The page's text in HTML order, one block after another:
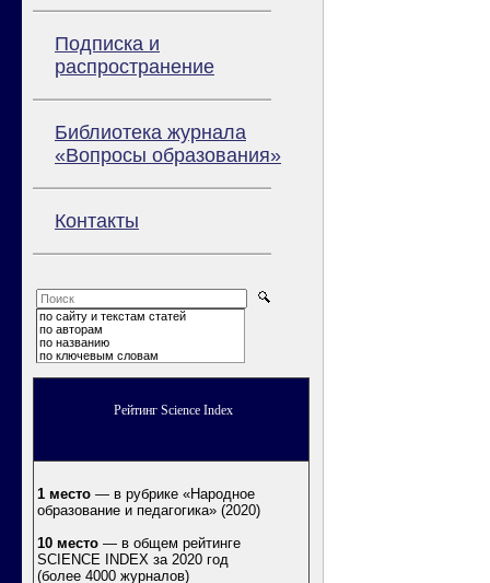
Подписка и
распространение
Библиотека журнала
«Вопросы образования»
Контакты
по сайту и текстам статей
по авторам
по названию
по ключевым словам
Рейтинг Science Index
1 место — в рубрике «Народное
образование и педагогика» (2020)
10 место — в общем рейтинге
SCIENCE INDEX за 2020 год
(более 4000 журналов)